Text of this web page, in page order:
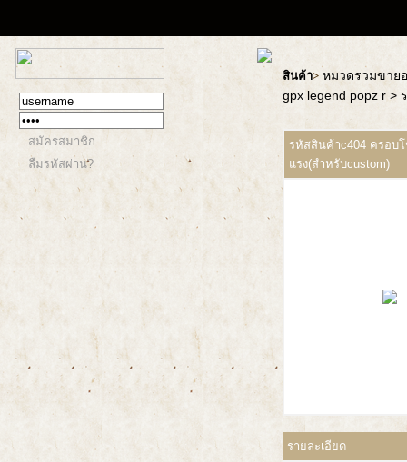
สมัครสมาชิก
ลืมรหัสผ่าน?
สินค้า> หมวดรวมขาย
gpx legend popz r >
รหัสสินค้าc404 ครอบ
แรง(สำหรับcustom)
รายละเอียด